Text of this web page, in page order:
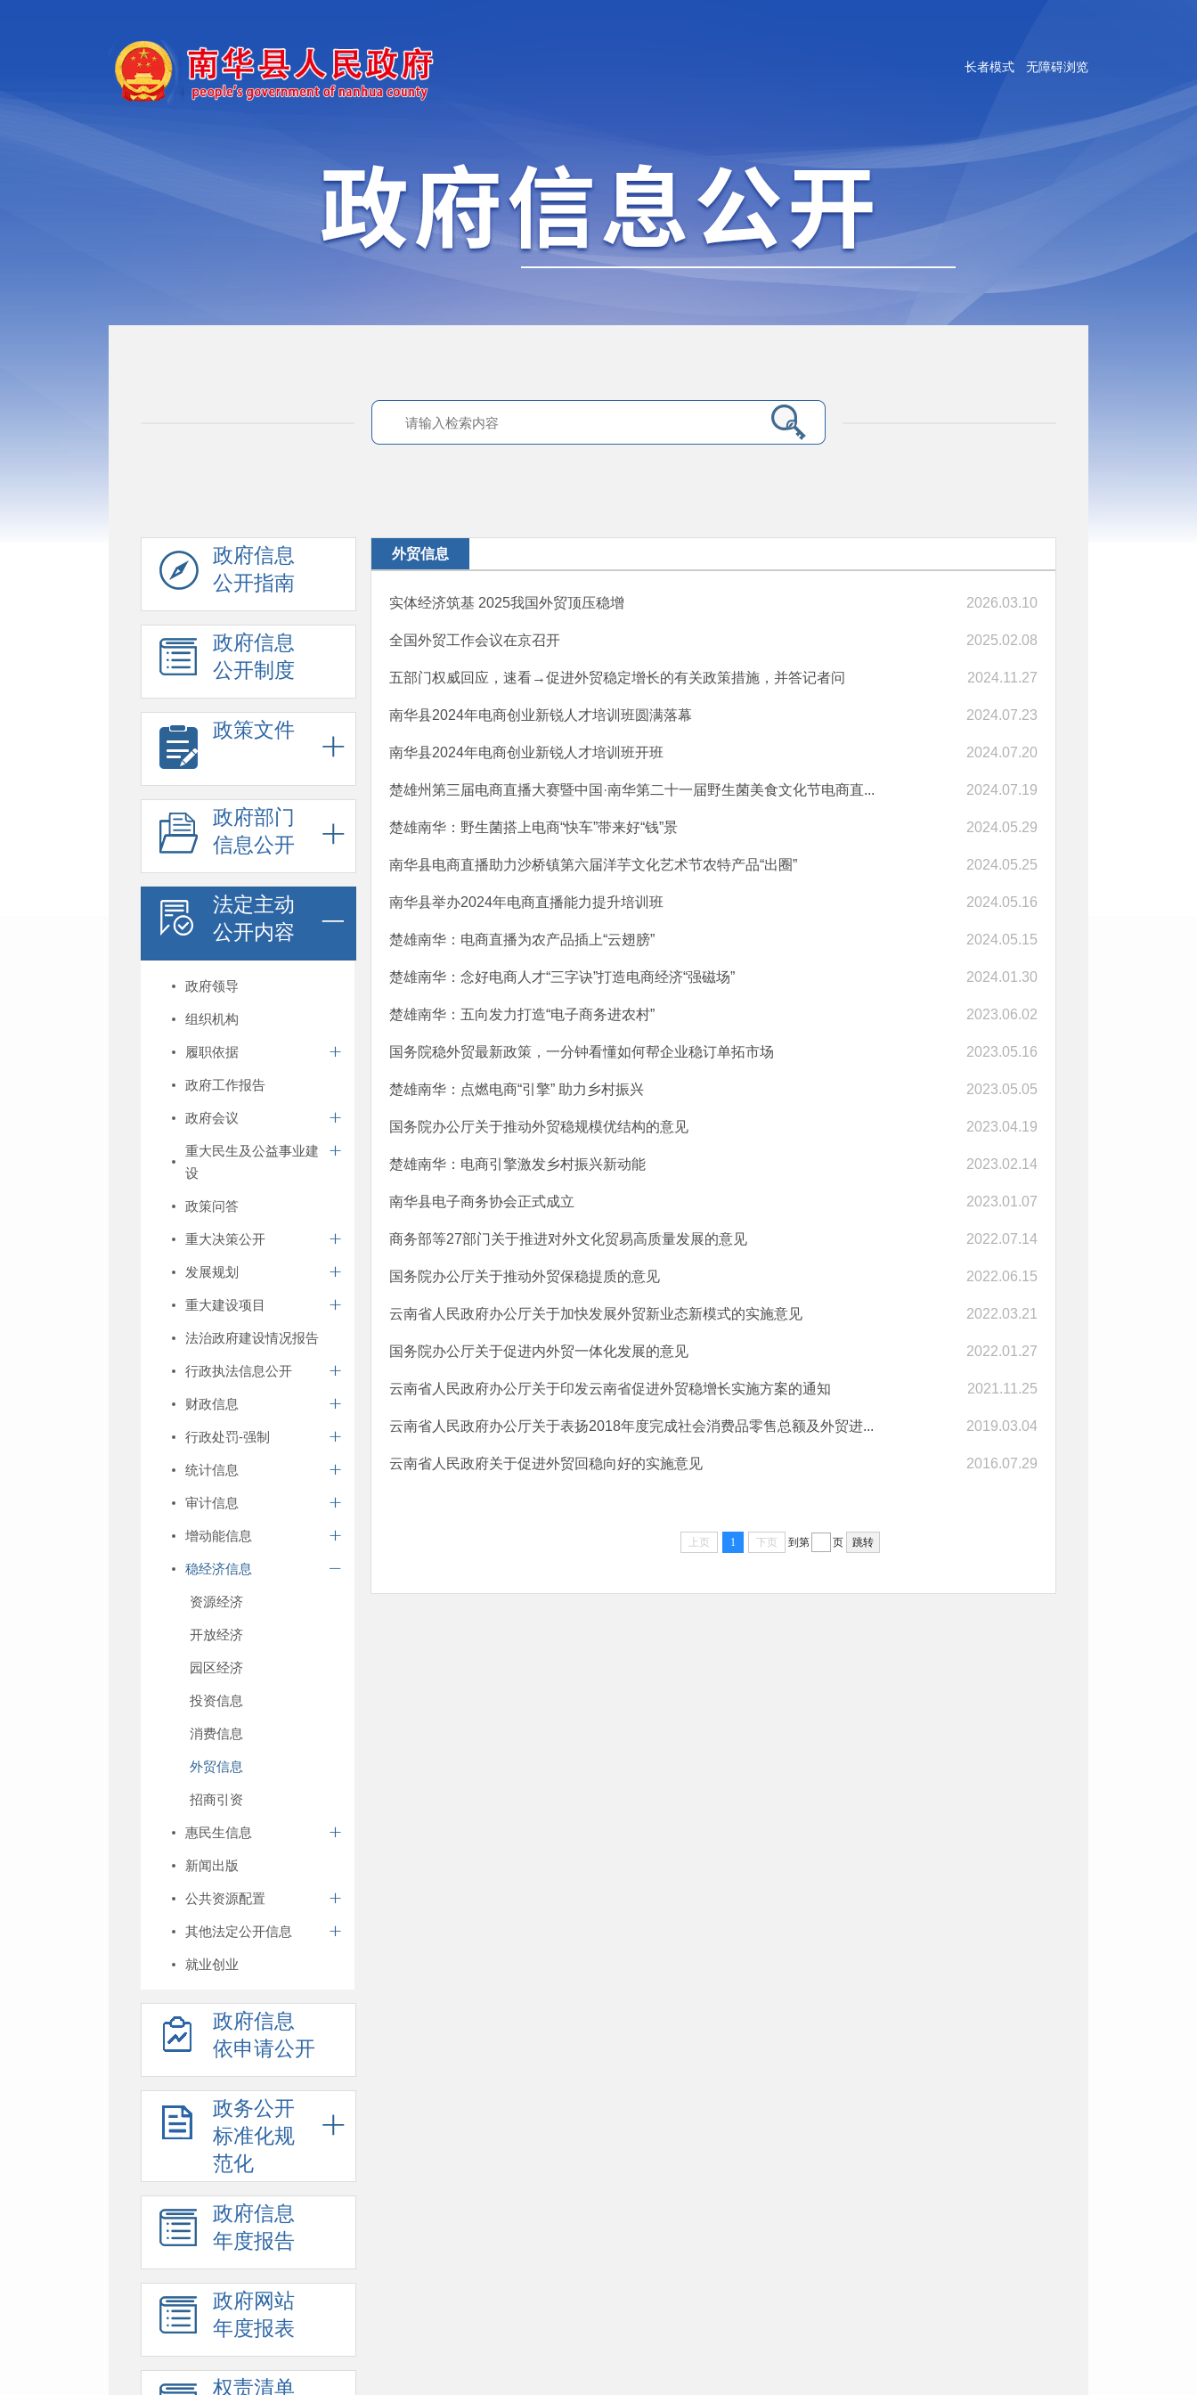
无障碍浏览
长者模式
政府信息
公开指南
政府信息
公开制度
政策文件
政府部门
信息公开
法定主动
公开内容
政府领导
组织机构
履职依据
政府工作报告
政府会议
重大民生及公益事业建
设
政策问答
重大决策公开
发展规划
重大建设项目
法治政府建设情况报告
行政执法信息公开
财政信息
行政处罚-强制
统计信息
审计信息
增动能信息
稳经济信息
资源经济
开放经济
园区经济
投资信息
消费信息
外贸信息
招商引资
惠民生信息
新闻出版
公共资源配置
其他法定公开信息
就业创业
政府信息
依申请公开
政务公开
标准化规
范化
政府信息
年度报告
政府网站
年度报表
权责清单
外贸信息
实体经济筑基 2025我国外贸顶压稳增 2026.03.10
全国外贸工作会议在京召开 2025.02.08
五部门权威回应，速看→促进外贸稳定增长的有关政策措施，并答记者问 2024.11.27
南华县2024年电商创业新锐人才培训班圆满落幕 2024.07.23
南华县2024年电商创业新锐人才培训班开班 2024.07.20
楚雄州第三届电商直播大赛暨中国·南华第二十一届野生菌美食文化节电商直... 2024.07.19
楚雄南华：野生菌搭上电商“快车”带来好“钱”景 2024.05.29
南华县电商直播助力沙桥镇第六届洋芋文化艺术节农特产品“出圈” 2024.05.25
南华县举办2024年电商直播能力提升培训班 2024.05.16
楚雄南华：电商直播为农产品插上“云翅膀” 2024.05.15
楚雄南华：念好电商人才“三字诀”打造电商经济“强磁场” 2024.01.30
楚雄南华：五向发力打造“电子商务进农村” 2023.06.02
国务院稳外贸最新政策，一分钟看懂如何帮企业稳订单拓市场 2023.05.16
楚雄南华：点燃电商“引擎” 助力乡村振兴 2023.05.05
国务院办公厅关于推动外贸稳规模优结构的意见 2023.04.19
楚雄南华：电商引擎激发乡村振兴新动能 2023.02.14
南华县电子商务协会正式成立 2023.01.07
商务部等27部门关于推进对外文化贸易高质量发展的意见 2022.07.14
国务院办公厅关于推动外贸保稳提质的意见 2022.06.15
云南省人民政府办公厅关于加快发展外贸新业态新模式的实施意见 2022.03.21
国务院办公厅关于促进内外贸一体化发展的意见 2022.01.27
云南省人民政府办公厅关于印发云南省促进外贸稳增长实施方案的通知 2021.11.25
云南省人民政府办公厅关于表扬2018年度完成社会消费品零售总额及外贸进... 2019.03.04
云南省人民政府关于促进外贸回稳向好的实施意见 2016.07.29
上页 1 下页 到第 页 跳转